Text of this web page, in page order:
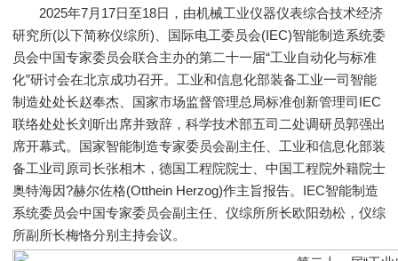
2025年7月17日至18日，由机械工业仪器仪表综合技术经济
研究所(以下简称仪综所)、国际电工委员会(IEC)智能制造系统委
员会中国专家委员会联合主办的第二十一届“工业自动化与标准
化”研讨会在北京成功召开。工业和信息化部装备工业一司智能
制造处处长赵奉杰、国家市场监督管理总局标准创新管理司IEC
联络处处长刘昕出席并致辞，科学技术部五司二处调研员郭强出
席开幕式。国家智能制造专家委员会副主任、工业和信息化部装
备工业司原司长张相木，德国工程院院士、中国工程院外籍院士
奥特海因?赫尔佐格(Otthein Herzog)作主旨报告。IEC智能制造
系统委员会中国专家委员会副主任、仪综所所长欧阳劲松，仪综
所副所长梅恪分别主持会议。